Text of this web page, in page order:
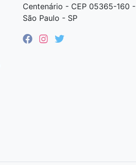
Centenário - CEP 05365-160 -
São Paulo - SP